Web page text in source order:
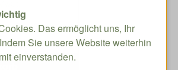
5-8 Wochen
Das ermöglicht uns, Ihr
Sie unsere Website weiterhin
einverstanden.